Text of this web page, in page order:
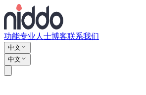
功能专业人士博客联系我们
中文
中文